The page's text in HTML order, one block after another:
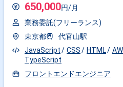
650,000円/月
業務委託(フリーランス)
東京都
代官山駅
JavaScript
CSS HTML
TypeScript
フロントエンドエンジニア